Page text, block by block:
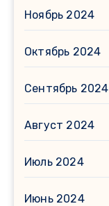
Ноябрь 2024
Октябрь 2024
Сентябрь 2024
Август 2024
Июль 2024
Июнь 2024